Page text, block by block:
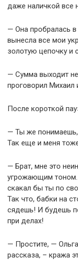
даже наличкой все
— Она пробралась
вынесла все мои
золотую цепочку и
— Сумма выходит
проговорил Михаил
После короткой
— Ты же понимаешь,
Так еще и меня
— Брат, мне это
угрожающим тоном.
скакал бы ты по
Так что, бабки на
сядешь! И будешь
при делах!
— Простите, —
рассказа, – кража